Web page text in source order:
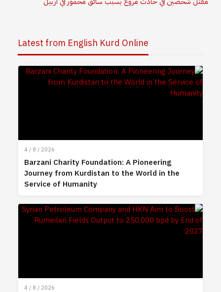
Latest from English Kurd Online
4 / 8 / 2026
Barzani Charity Foundation: A Pioneering
Journey from Kurdistan to the World in the
Service of Humanity
4 / 8 / 2026